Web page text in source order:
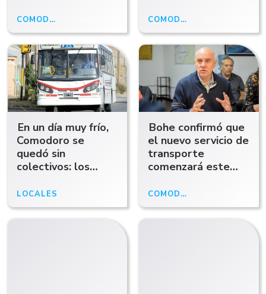
COMODORO RIVADAVIA
trabajadores
COMODORO RIVADAVIA
En un día muy frío,
Comodoro se
quedó sin
colectivos: los
varados por una
asamblea de la
UTA
LOCALES
Bohe confirmó que
el nuevo servicio de
transporte
comenzará este
COMODORO RIVADAVIA